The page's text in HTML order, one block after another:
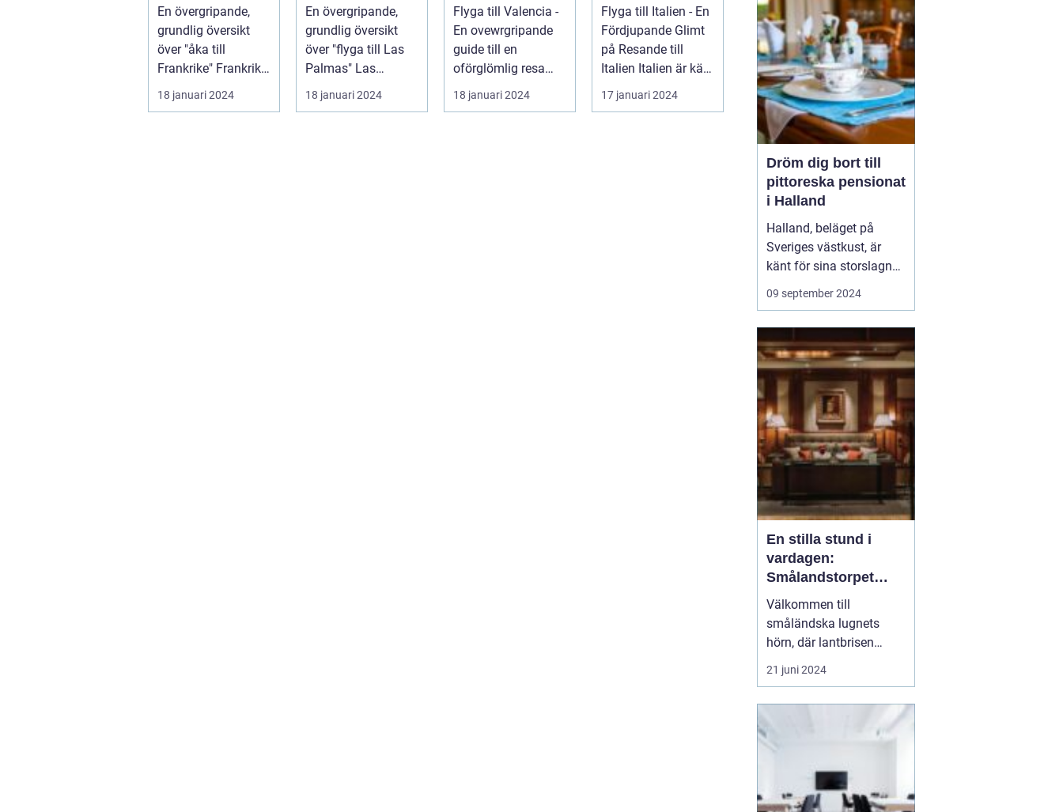
vid Eiffeltornet
och bortom
En övergripande,
grundlig översikt
över "åka till
Frankrike" Frankrike
är ett land som
lockar besök...
18 januari 2024
pärla
En övergripande,
grundlig översikt
över "flyga till Las
Palmas" Las
Palmas, beläget på
ön Gran Cana...
18 januari 2024
Flyga till Valencia -
En ovewrgripande
guide till en
oförglömlig resa
Introduktion:
Valencia, beläg...
18 januari 2024
Italien
Flyga till Italien - En
Fördjupande Glimt
på Resande till
Italien Italien är känt
för sina fantasti...
17 januari 2024
dyker djupare in i
specifika intress...
Dröm dig bort till
pittoreska pensionat
i Halland
Halland, beläget på
Sveriges västkust, är
känt för sina storslagna
stränder, djupa skogar
och rika kulturarv. Det är
erbjuder både
avkoppling och äventyr,
vilket gör det till...
09 september 2024
En stilla stund i
vardagen:
Smålandstorpet
Lanthotell
Välkommen till
småländska lugnets
hörn, där lantbrisen
viskar sagor från förr
och nutidens stilla gång
Lanthotell erbjuder inte
bara en säng att sova i,
utan också en oas
bortom stadens brus, där
21 juni 2024